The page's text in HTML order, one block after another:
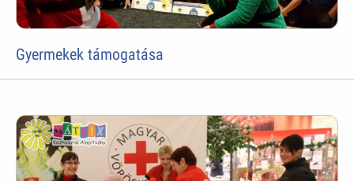
Gyermekek támogatása